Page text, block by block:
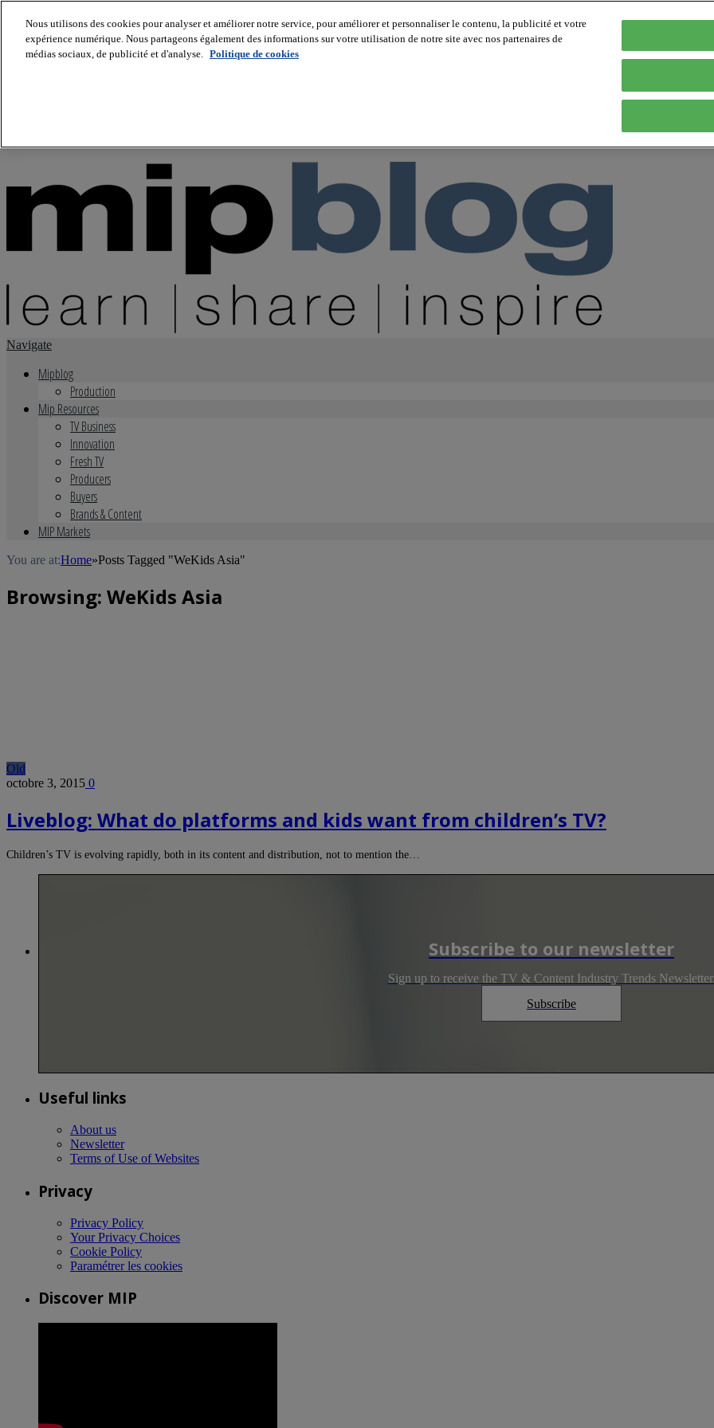
About us
Navigate
Mipblog
Production
Mip Resources
TV Business
Innovation
Fresh TV
Producers
Buyers
Brands & Content
MIP Markets
You are at:Home»Posts Tagged "WeKids Asia"
Browsing: WeKids Asia
Old
octobre 3, 2015 0
Liveblog: What do platforms and kids want from children’s TV?
Children’s TV is evolving rapidly, both in its content and distribution, not to mention the…
Subscribe to our newsletter
Sign up to receive the TV & Content Industry Trends
Subscribe
Useful links
About us
Newsletter
Terms of Use of Websites
Privacy
Privacy Policy
Your Privacy Choices
Cookie Policy
Paramétrer les cookies
Discover MIP
Nous utilisons des cookies pour analyser et améliorer notre service, pour améliorer et personnaliser le contenu, la publicité et votre
expérience numérique. Nous partageons également des informations sur votre utilisation de notre site avec nos partenaires de
médias sociaux, de publicité et d'analyse. Politique de cookies